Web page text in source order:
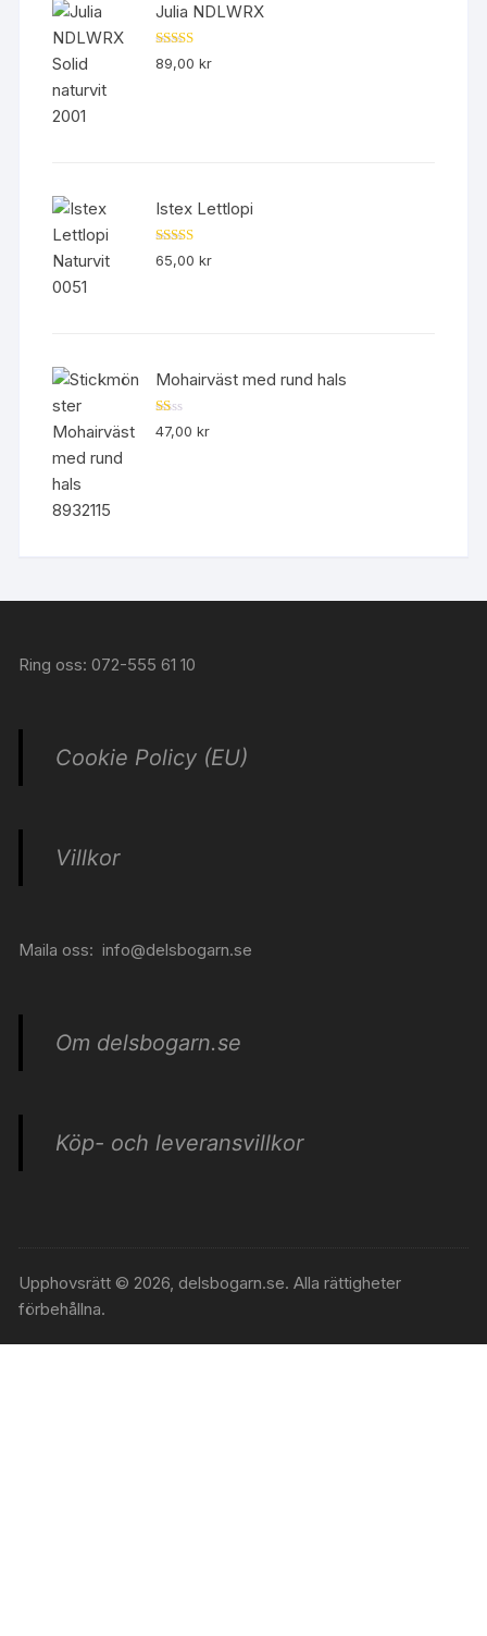
Julia NDLWRX
Betygsatt
5.00av 5
89,00kr
Istex Lettlopi
Betygsatt
4.50av 5
65,00kr
Mohairväst med rund hals
B
et
47,00kr
Ring oss: 072-555 61 10
Cookie Policy (EU)
Villkor
Maila oss:info@delsbogarn.se
Om delsbogarn.se
Köp- och leveransvillkor
Upphovsrätt © 2026, delsbogarn.se. Alla rättigheter
förbehållna.